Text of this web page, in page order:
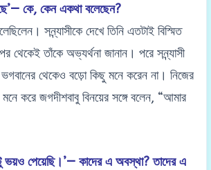
কে, কেন একথা বলেছেন?
সন্ন্যাসীকে দেখে তিনি এতটাই বিস্মিত
থেকেই তাঁকে অভ্যর্থনা জানান। পরে সন্ন্যাসী
ভগবানের থেকেও বড়ো কিছু মনে করেন না। নিজের
করে জগদীশবাবু বিনয়ের সঙ্গে বলেন, “আমার
ভয়ও পেয়েছি।’— কাদের এ অবস্থা? তাদের এ